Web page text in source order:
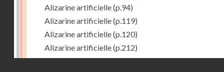
Alizarine artificielle(p.94)
Alizarine artificielle(p.119)
Alizarine artificielle(p.120)
Alizarine artificielle(p.212)
Alizarine artificielle(p.256)